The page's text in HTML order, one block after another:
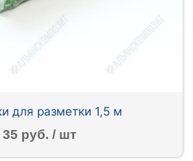
для разметки 1,5 м
35 руб. / шт